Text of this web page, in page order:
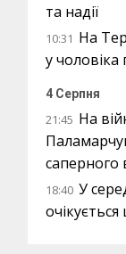
та надії
10:31 На
у
4 Серпня
21:45 На
саперного
18:40 У